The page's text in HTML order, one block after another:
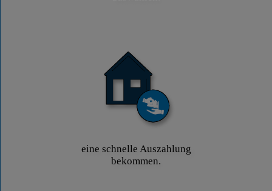
eine schnelle Auszahlung
bekommen.